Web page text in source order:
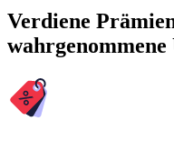
Verdiene